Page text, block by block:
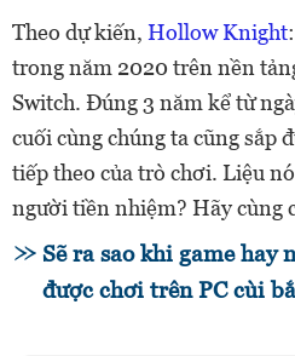
Theo dự kiến, Hollow Knight
trong năm 2020 trên nền
Switch. Đúng 3 năm kể từ
cuối cùng chúng ta cũng sắp
tiếp theo của trò chơi. Liệu
người tiền nhiệm? Hãy cùng
Sẽ ra sao khi game hay
được chơi trên PC cùi